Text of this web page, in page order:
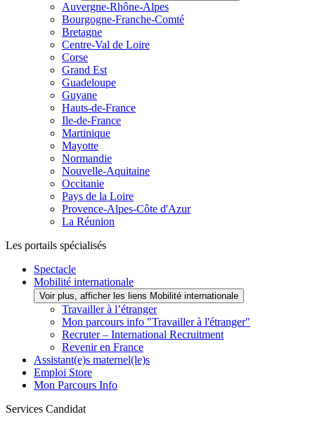
Auvergne-Rhône-Alpes
Bourgogne-Franche-Comté
Bretagne
Centre-Val de Loire
Corse
Grand Est
Guadeloupe
Guyane
Hauts-de-France
Ile-de-France
Martinique
Mayotte
Normandie
Nouvelle-Aquitaine
Occitanie
Pays de la Loire
Provence-Alpes-Côte d'Azur
La Réunion
Les portails spécialisés
Spectacle
Mobilité internationale
Voir plus, afficher les liens Mobilité internationale
Travailler à l’étranger
Mon parcours info "Travailler à l'étranger"
Recruter – International Recruitment
Revenir en France
Assistant(e)s maternel(le)s
Emploi Store
Mon Parcours Info
Services Candidat